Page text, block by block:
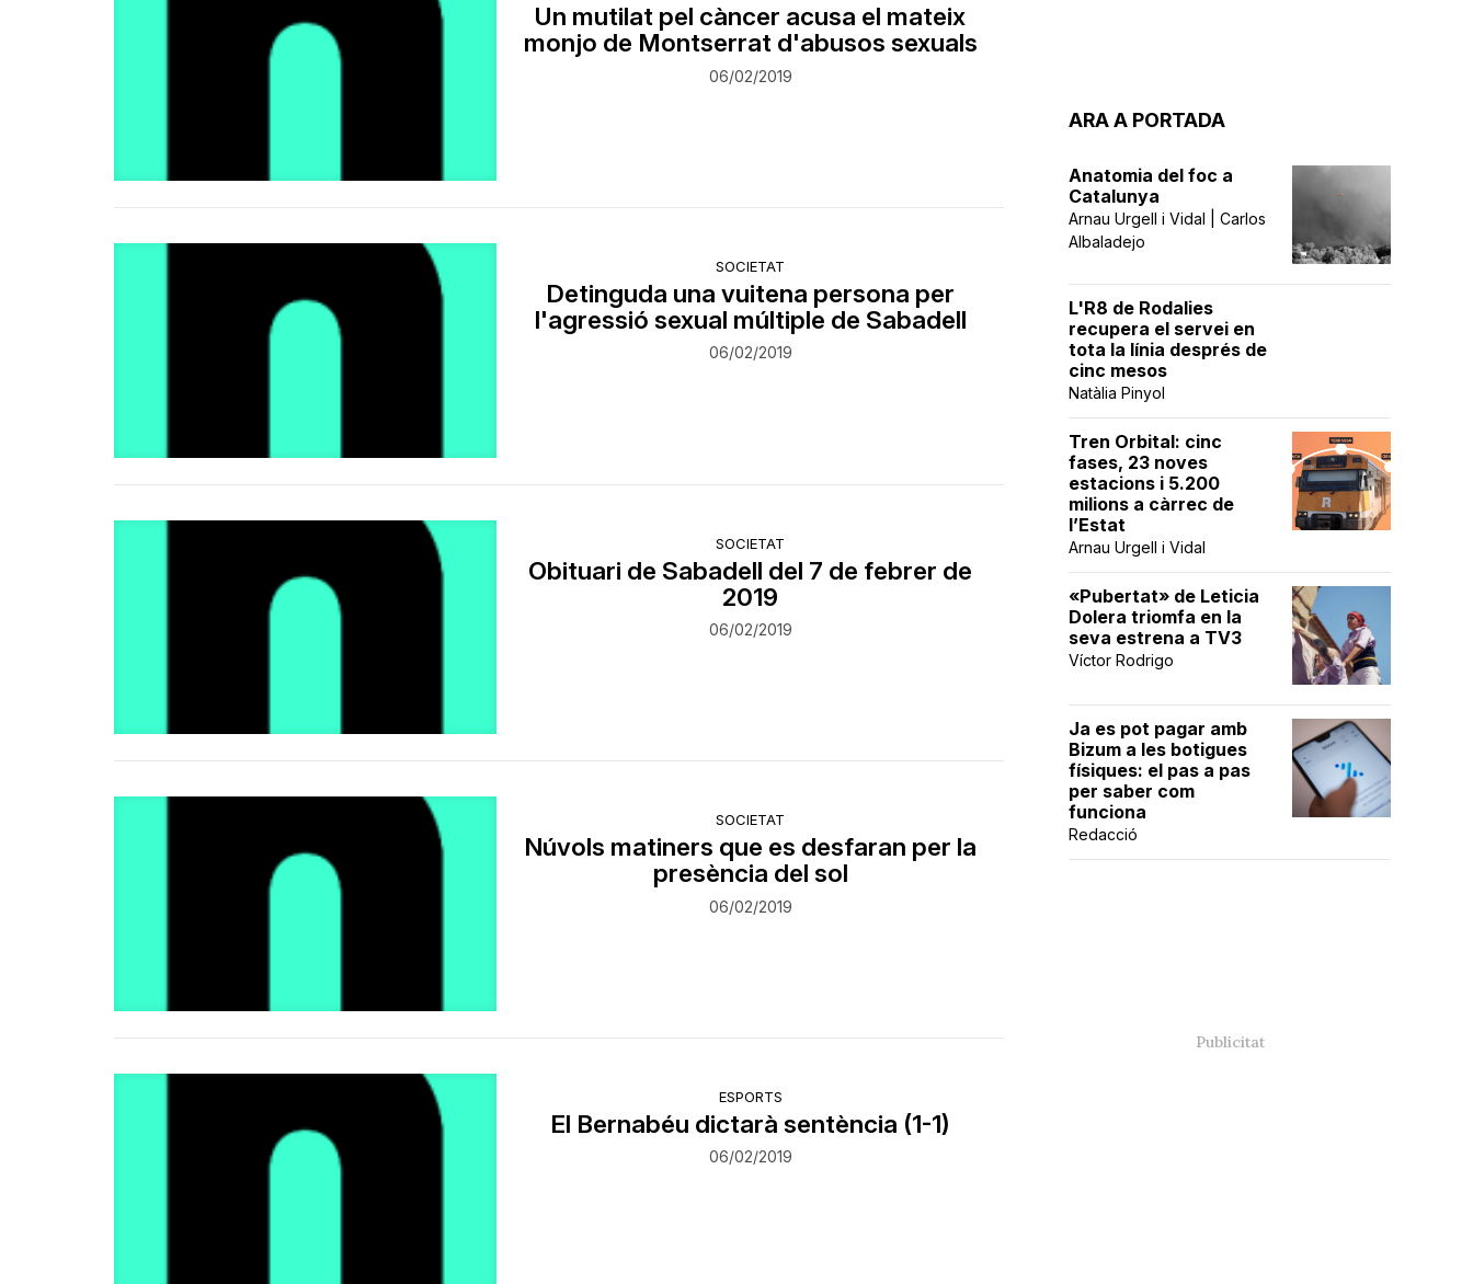
Un mutilat pel càncer acusa el mateix
monjo de Montserrat d'abusos sexuals
06/02/2019
SOCIETAT
Detinguda una vuitena persona per
l'agressió sexual múltiple de Sabadell
06/02/2019
SOCIETAT
Obituari de Sabadell del 7 de febrer de
2019
06/02/2019
SOCIETAT
Núvols matiners que es desfaran per la
presència del sol
06/02/2019
ESPORTS
El Bernabéu dictarà sentència (1-1)
06/02/2019
ARA A PORTADA
Anatomia del foc a
Catalunya
Arnau Urgell i Vidal | Carlos
Albaladejo
L'R8 de Rodalies
recupera el servei en
tota la línia després de
cinc mesos
Natàlia Pinyol
Tren Orbital: cinc
fases, 23 noves
estacions i 5.200
milions a càrrec de
l’Estat
Arnau Urgell i Vidal
«Pubertat» de Leticia
Dolera triomfa en la
seva estrena a TV3
Víctor Rodrigo
Ja es pot pagar amb
Bizum a les botigues
físiques: el pas a pas
per saber com
funciona
Redacció